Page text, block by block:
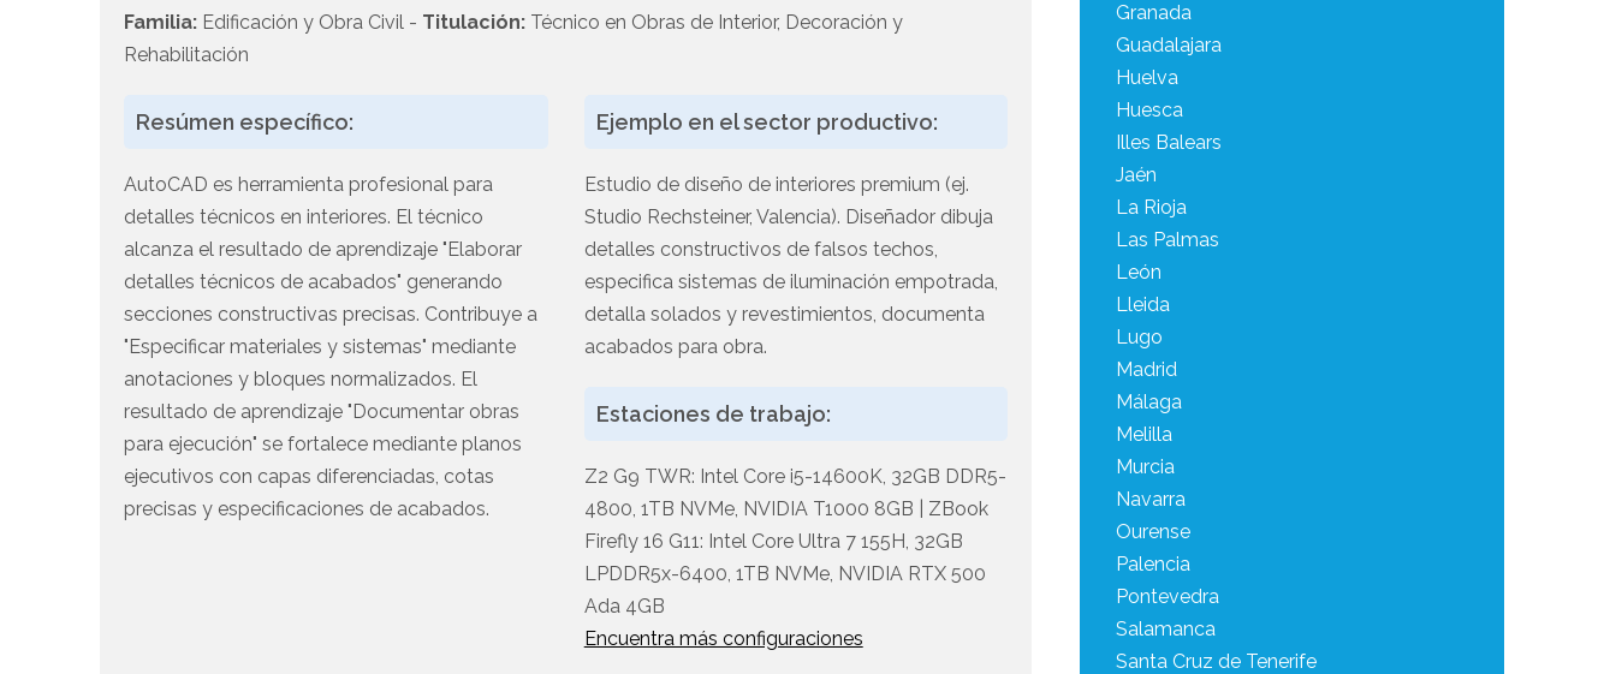
Familia: Edificación y Obra Civil - Titulación: Técnico en Obras de Interior, Decoración y
Rehabilitación
Resúmen específico:
AutoCAD es herramienta profesional para
detalles técnicos en interiores. El técnico
alcanza el resultado de aprendizaje "Elaborar
detalles técnicos de acabados" generando
secciones constructivas precisas. Contribuye a
"Especificar materiales y sistemas" mediante
anotaciones y bloques normalizados. El
resultado de aprendizaje "Documentar obras
para ejecución" se fortalece mediante planos
ejecutivos con capas diferenciadas, cotas
precisas y especificaciones de acabados.
Ejemplo en el sector productivo:
Estudio de diseño de interiores premium (ej.
Studio Rechsteiner, Valencia). Diseñador dibuja
detalles constructivos de falsos techos,
especifica sistemas de iluminación empotrada,
detalla solados y revestimientos, documenta
acabados para obra.
Estaciones de trabajo:
Z2 G9 TWR: Intel Core i5-14600K, 32GB DDR5-
4800, 1TB NVMe, NVIDIA T1000 8GB | ZBook
Firefly 16 G11: Intel Core Ultra 7 155H, 32GB
LPDDR5x-6400, 1TB NVMe, NVIDIA RTX 500
Ada 4GB
Encuentra más configuraciones
Granada
Guadalajara
Huelva
Huesca
Illes Balears
Jaén
La Rioja
Las Palmas
León
Lleida
Lugo
Madrid
Málaga
Melilla
Murcia
Navarra
Ourense
Palencia
Pontevedra
Salamanca
Santa Cruz de Tenerife